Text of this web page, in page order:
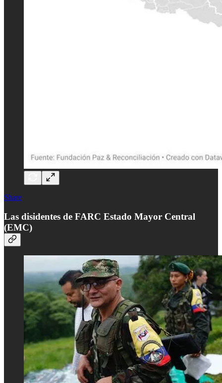
Share
Las disidentes de FARC Estado Mayor Central
(EMC)